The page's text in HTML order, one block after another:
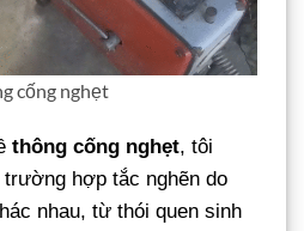
cống nghẹt
thông cống nghẹt, tôi
hợp tắc nghẽn do
nhau, từ thói quen sinh